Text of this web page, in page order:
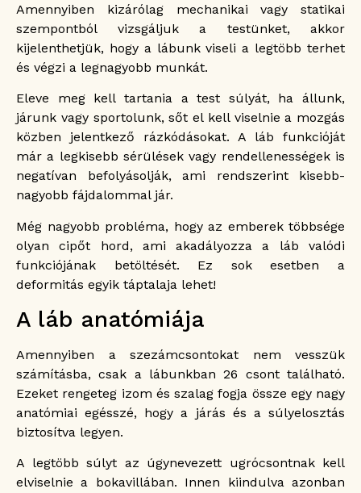
Amennyiben kizárólag mechanikai vagy statikai
szempontból vizsgáljuk a testünket, akkor
kijelenthetjük, hogy a lábunk viseli a legtöbb terhet
és végzi a legnagyobb munkát.
Eleve meg kell tartania a test súlyát, ha állunk,
járunk vagy sportolunk, sőt el kell viselnie a mozgás
közben jelentkező rázkódásokat. A láb funkcióját
már a legkisebb sérülések vagy rendellenességek is
negatívan befolyásolják, ami rendszerint kisebb-
nagyobb fájdalommal jár.
Még nagyobb probléma, hogy az emberek többsége
olyan cipőt hord, ami akadályozza a láb valódi
funkciójának betöltését. Ez sok esetben a
deformitás egyik táptalaja lehet!
A láb anatómiája
Amennyiben a szezámcsontokat nem vesszük
számításba, csak a lábunkban 26 csont található.
Ezeket rengeteg izom és szalag fogja össze egy nagy
anatómiai egésszé, hogy a járás és a súlyelosztás
biztosítva legyen.
A legtöbb súlyt az úgynevezett ugrócsontnak kell
elviselnie a bokavillában. Innen kiindulva azonban